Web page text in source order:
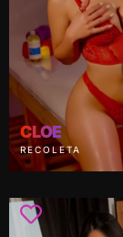
CLOE
RECOLETA